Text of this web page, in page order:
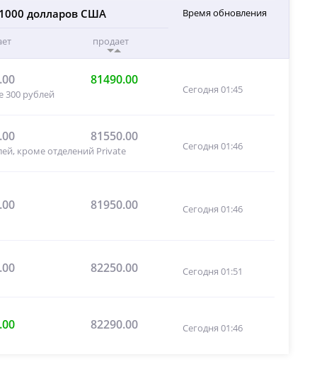
1000 долларов США
продает
Время обновления
81490.00
300 рублей Сегодня 01:45
81550.00
кроме отделений Private Сегодня 01:46
81950.00 Сегодня 01:46
82250.00 Сегодня 01:51
82290.00 Сегодня 01:46